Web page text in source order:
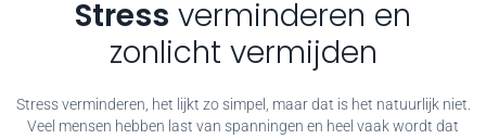
Stress verminderen en
zonlicht vermijden
Stress verminderen, het lijkt zo simpel, maar dat is het natuurlijk niet.
Veel mensen hebben last van spanningen en heel vaak wordt dat